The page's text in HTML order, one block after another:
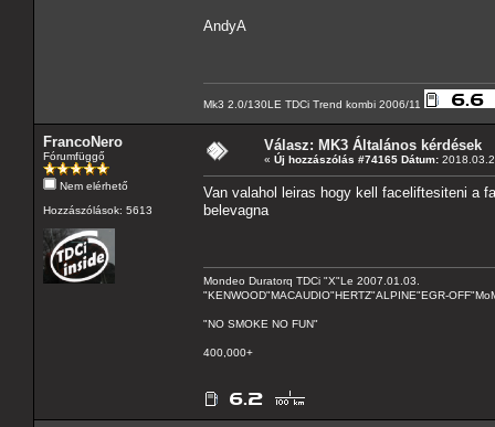
AndyA
Mk3 2.0/130LE TDCi Trend kombi 2006/11
FrancoNero
Fórumfüggő
Nem elérhető
Hozzászólások: 5613
Válasz: MK3 Általános kérdések
« Új hozzászólás #74165 Dátum:
Van valahol leiras hogy kell faceliftesiteni a
belevagna
Mondeo Duratorq TDCi "X"Le 2007.01.03.
"KENWOOD"MACAUDIO"HERTZ"ALPINE"EGR-
"NO SMOKE NO FUN"
400,000+